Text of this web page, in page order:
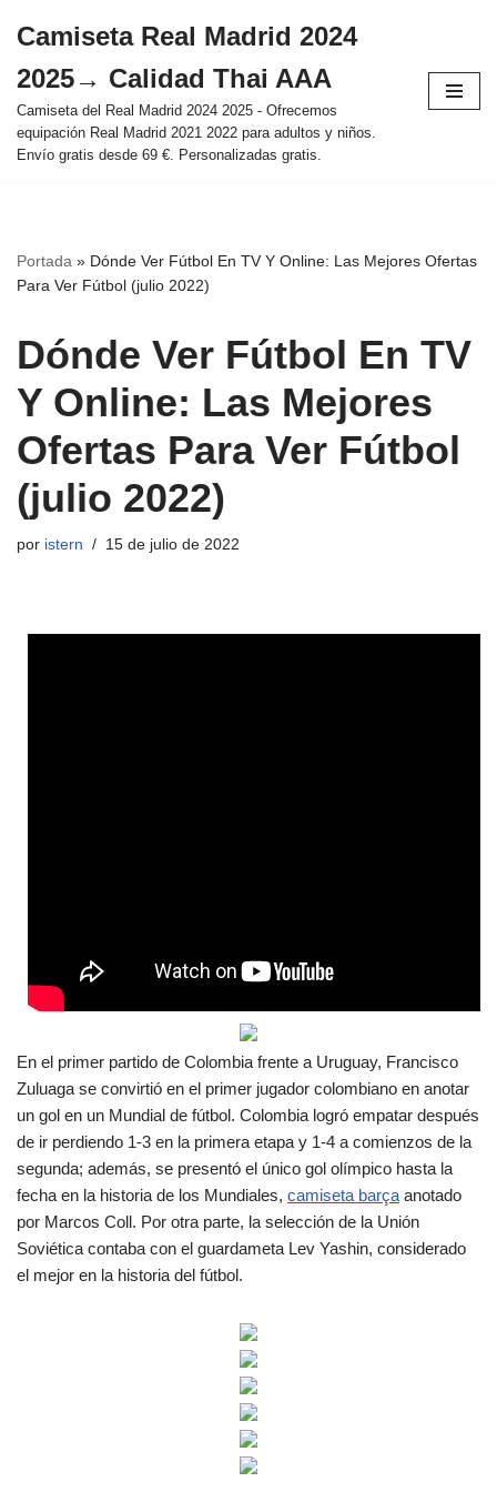
al
contenido
Camiseta Real Madrid 2024
2025→ Calidad Thai AAA
Camiseta del Real Madrid 2024 2025 - Ofrecemos
equipación Real Madrid 2021 2022 para adultos y niños.
Envío gratis desde 69 €. Personalizadas gratis.
Portada » Dónde Ver Fútbol En TV Y Online: Las Mejores Ofertas
Para Ver Fútbol (julio 2022)
Dónde Ver Fútbol En TV
Y Online: Las Mejores
Ofertas Para Ver Fútbol
(julio 2022)
por istern 15 de julio de 2022
En el primer partido de Colombia frente a Uruguay, Francisco
Zuluaga se convirtió en el primer jugador colombiano en anotar
un gol en un Mundial de fútbol. Colombia logró empatar después
de ir perdiendo 1-3 en la primera etapa y 1-4 a comienzos de la
segunda; además, se presentó el único gol olímpico hasta la
fecha en la historia de los Mundiales, camiseta barça anotado
por Marcos Coll. Por otra parte, la selección de la Unión
Soviética contaba con el guardameta Lev Yashin, considerado
el mejor en la historia del fútbol.